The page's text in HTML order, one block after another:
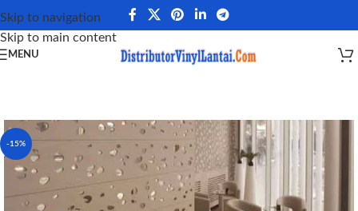
Skip to navigation
Skip to main content
MENU
-15%